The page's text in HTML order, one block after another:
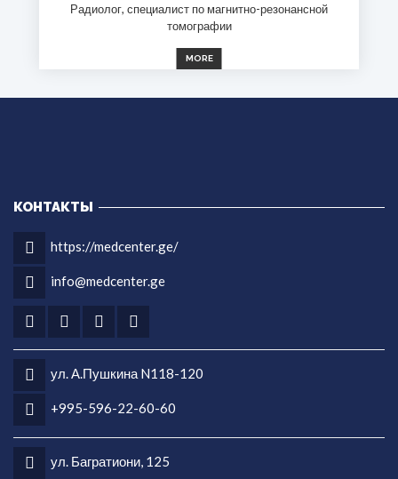
Радиолог, специалист по магнитно-резонансной
томографии
MORE
КОНТАКТЫ
https://medcenter.ge/
info@medcenter.ge
ул. А.Пушкина N118-120
+995-596-22-60-60
ул. Багратиони, 125